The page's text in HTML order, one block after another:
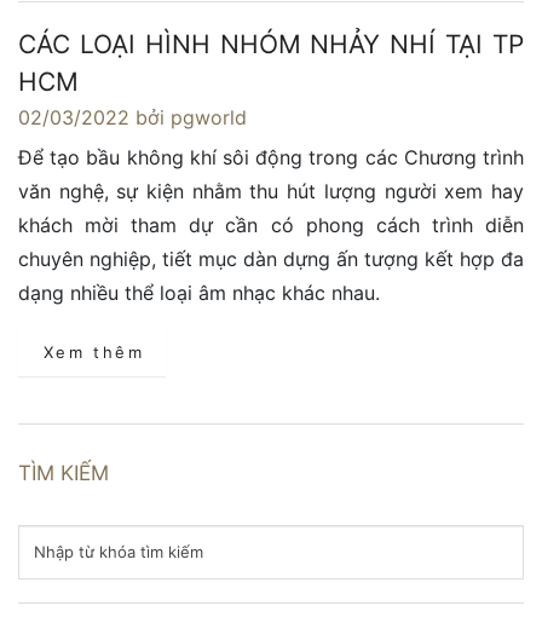
CÁC LOẠI HÌNH NHÓM NHẢY NHÍ TẠI TP
HCM
02/03/2022 bởi pgworld
Để tạo bầu không khí sôi động trong các Chương trình
văn nghệ, sự kiện nhằm thu hút lượng người xem hay
khách mời tham dự cần có phong cách trình diễn
chuyên nghiệp, tiết mục dàn dựng ấn tượng kết hợp đa
dạng nhiều thể loại âm nhạc khác nhau.
Xem thêm
TÌM KIẾM